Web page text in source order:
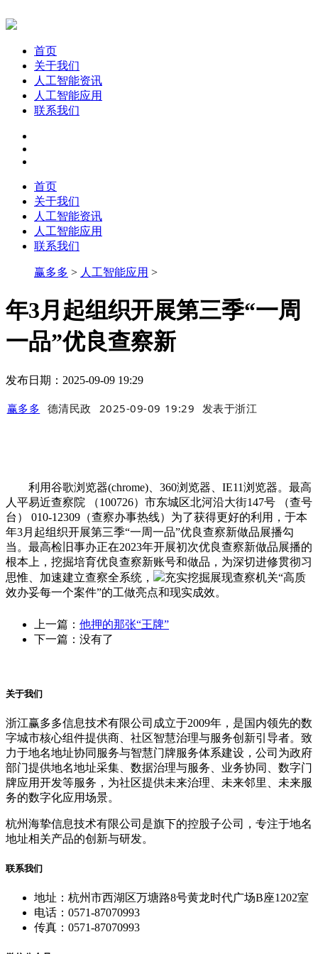
首页
关于我们
人工智能资讯
人工智能应用
联系我们
首页
关于我们
人工智能资讯
人工智能应用
联系我们
赢多多 > 人工智能应用 >
年3月起组织开展第三季“一周
一品”优良查察新
发布日期：2025-09-09 19:29
赢多多 德清民政 2025-09-09 19:29 发表于浙江
利用谷歌浏览器(chrome)、360浏览器、IE11浏览器。最高
人平易近查察院 （100726）市东城区北河沿大街147号 （查号
台） 010-12309（查察办事热线）为了获得更好的利用，于本
年3月起组织开展第三季“一周一品”优良查察新做品展播勾
当。最高检旧事办正在2023年开展初次优良查察新做品展播的
根本上，挖掘培育优良查察新账号和做品，为深切进修贯彻习
思惟、加速建立查察全系统，
充实挖掘展现查察机关“高质
效办妥每一个案件”的工做亮点和现实成效。
上一篇： 他押的那张“王牌”
下一篇：没有了
关于我们
浙江赢多多信息技术有限公司成立于2009年，是国内领先的数
字城市核心组件提供商、社区智慧治理与服务创新引导者。致
力于地名地址协同服务与智慧门牌服务体系建设，公司为政府
部门提供地名地址采集、数据治理与服务、业务协同、数字门
牌应用开发等服务，为社区提供未来治理、未来邻里、未来服
务的数字化应用场景。
杭州海挚信息技术有限公司是旗下的控股子公司，专注于地名
地址相关产品的创新与研发。
联系我们
地址：杭州市西湖区万塘路8号黄龙时代广场B座1202室
电话：0571-87070993
传真：0571-87070993